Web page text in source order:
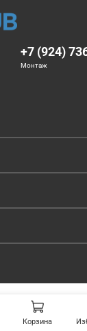
+7 (924)
Монтаж
Корзина